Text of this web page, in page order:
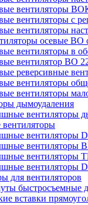
вентиляторы
вентиляторы с
вентиляторы
осевые ВО
вентиляторы в
вентилятор ВО
реверсивные
вентиляторы
вентиляторы
дымоудаления
вентиляторы
вентиляторы
вентиляторы
вентиляторы
вентиляторы
для вентиляторов
быстросъемные
вставки